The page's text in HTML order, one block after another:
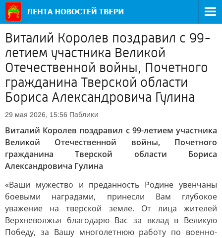
Виталий Королев поздравил с 99-
летием участника Великой
Отечественной войны, Почетного
гражданина Тверской области
Бориса Александровича Гулина
29 мая 2026, 15:56 Паблики
Виталий Королев поздравил с 99-летием участника
Великой Отечественной войны, Почетного
гражданина Тверской области Бориса
Александровича Гулина
«Ваши мужество и преданность Родине увенчаны
боевыми наградами, принесли Вам глубокое
уважение на тверской земле. От лица жителей
Верхневолжья благодарю Вас за вклад в Великую
Победу, за Вашу многолетнюю работу по военно-